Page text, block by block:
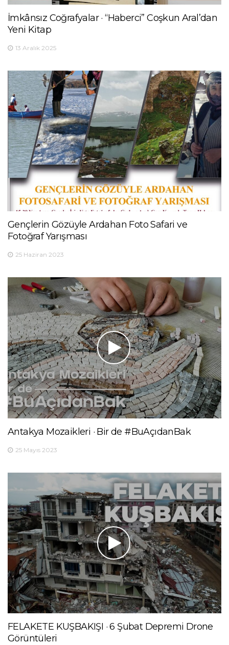
İmkânsız Coğrafyalar · “Haberci” Coşkun Aral’dan
Yeni Kitap
13 Aralık 2025
Gençlerin Gözüyle Ardahan Foto Safari ve
Fotoğraf Yarışması
25 Haziran 2023
Antakya Mozaikleri · Bir de #BuAçıdanBak
25 Mayıs 2023
FELAKETE KUŞBAKIŞI · 6 Şubat Depremi Drone
Görüntüleri